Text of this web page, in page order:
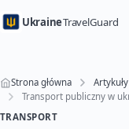
UkraineTravelGuard
Strona główna
Artykuły
TRANSPORT